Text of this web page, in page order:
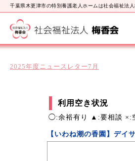
千葉県木更津市の特別養護老人ホームは社会福祉法
利用空き状況
◯:余裕有り ▲:要相談 ×:
【いわね潮の香園】デイ
2025年度ニュースレター7月